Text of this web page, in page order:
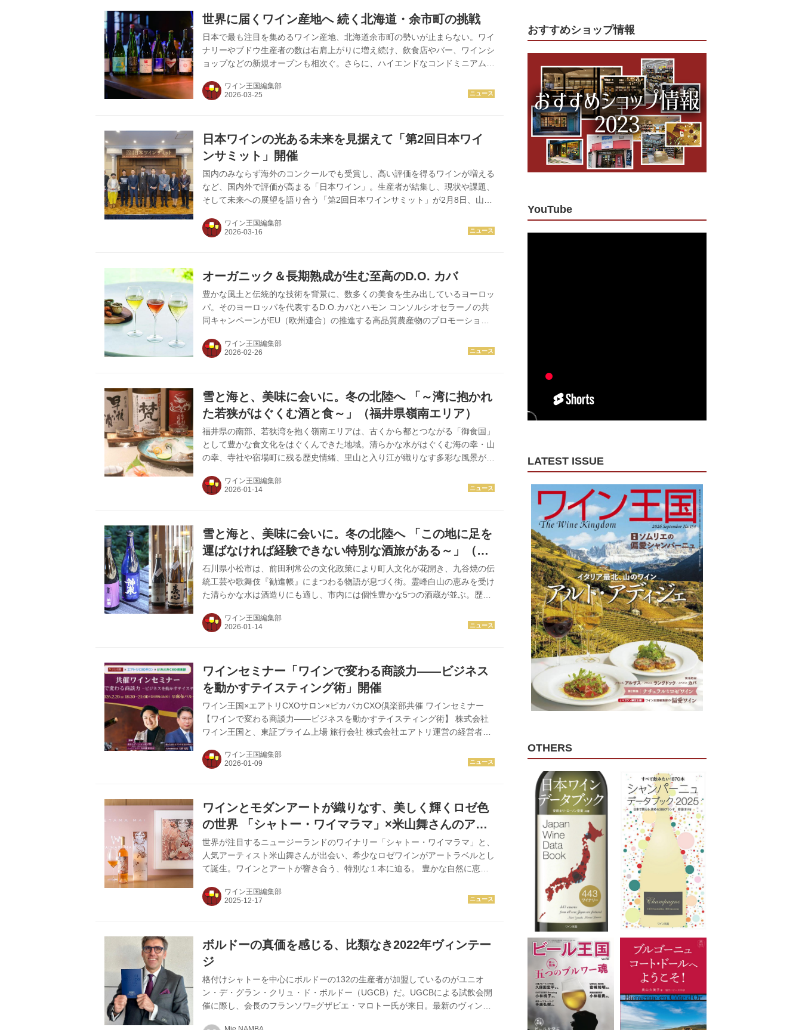
に、ワインが語る〝時の物語〞...
世界に届くワイン産地へ 続く北海道・余市町の挑戦
日本で最も注目を集めるワイン産地、北海道余市町の勢いが止まらない。ワイ
ナリーやブドウ生産者の数は右肩上がりに増え続け、飲食店やバー、ワインシ
ョップなどの新規オープンも相次ぐ。さらに、ハイエンドなコンドミニアムや
市は「夜明け前のオレゴン」 ワインで持続可能な町を拓く 人口減少が続く地
方にあって、 余市町をいかにサステイナブルに存続させるか―。その解とし
月、ワインスクール「アカデミ...
ワイン王国編集部
日本ワインの光ある未来を見据えて「第2回日本ワイ
ンサミット」開催
国内のみならず海外のコンクールでも受賞し、高い評価を得るワインが増える
など、国内外で評価が高まる「日本ワイン」。生産者が結集し、現状や課題、
そして未来への展望を語り合う「第2回日本ワインサミット」が2月8日、山梨
れ、日本ワインを取り巻く現状と、その可能性について活発な議論が交わされ
た。 サミット第一部 ～日本ワインの現状と広がる課題～ 第一部のテーマは
ン市場は、約7割が海外からの輸入...
ワイン王国編集部
オーガニック＆長期熟成が生む至高のD.O. カバ
豊かな風土と伝統的な技術を背景に、数多くの美食を生み出しているヨーロッ
パ。そのヨーロッパを代表するD.O.カバとハモン コンソルシオセラーノの共
同キャンペーンがEU（欧州連合）の推進する高品質農産物のプロモーショ
D.O.カバは世界中で支持されている、最高品質のスパークリングワインだ。
その奥深さを生む背景や新たな取り組みを紹介する。 伝統的な製法によって
はぐ...
ワイン王国編集部
雪と海と、美味に会いに。冬の北陸へ 「～湾に抱かれ
た若狭がはぐくむ酒と食～」（福井県嶺南エリア）
福井県の南部、若狭湾を抱く嶺南エリアは、古くから都とつながる「御食国」
として豊かな食文化をはぐくんできた地域。清らかな水がはぐくむ海の幸・山
の幸、寺社や宿場町に残る歴史情緒、里山と入り江が織りなす多彩な風景が魅
が楽しめる。 「三宅彦右衛門酒造」 三方五湖（みかたごこ）の一つ、 久々子
（くぐし）湖畔に広がる早瀬の集落で３００年以上酒を造り続ける。 「海が
の集落は北前船の船頭を数多...
ワイン王国編集部
雪と海と、美味に会いに。冬の北陸へ 「この地に足を
運ばなければ経験できない特別な酒旅がある～」（石
川県小松市）
石川県小松市は、前田利常公の文化政策により町人文化が花開き、九谷焼の伝
統工芸や歌舞伎『勧進帳』にまつわる物語が息づく街。霊峰白山の恵みを受け
た清らかな水は酒造りにも適し、市内には個性豊かな5つの酒蔵が並ぶ。歴
えない、この地ならではの日本酒 「東酒造」 「東酒造」は、江戸末期の1860
年、小松の地に創業した。 「地元産の米、金沢酵母、白山の伏流水と、すべ
シリーズと、地域のブランドコシ...
ワイン王国編集部
ワインセミナー「ワインで変わる商談力——ビジネス
を動かすテイスティング術」開催
ワイン王国×エアトリCXOサロン×ピカパカCXO倶楽部共催 ワインセミナー
【ワインで変わる商談力——ビジネスを動かすテイスティング術】 株式会社
ワイン王国と、東証プライム上場 旅行会社 株式会社エアトリ運営の経営者コ
ピカパカ運営の経営者コミュニティ『ピカパカCXO倶楽部』3社共催のワイン
テイスティングセミナーを開催！ 当日は「東京エディション虎ノ門」ヘッド
「会話の技術」として活...
ワイン王国編集部
ワインとモダンアートが織りなす、美しく輝くロゼ色
の世界 「シャトー・ワイマラマ」×米山舞さんのアー
トラベル
世界が注目するニュージーランドのワイナリー「シャトー・ワイマラマ」と、
人気アーティスト米山舞さんが出会い、希少なロゼワインがアートラベルとし
て誕生。ワインとアートが響き合う、特別な１本に迫る。 豊かな自然に恵ま
ド。北島ホークス・ベイに1988年、「シャトー・ワイマラマ」はボルドース
タイルのプレミアムワイン造りを目指して設立された。 4.5ヘクタールの自社
受け、生産量が多くないことか...
ワイン王国編集部
ボルドーの真価を感じる、比類なき2022年ヴィンテー
ジ
格付けシャトーを中心にボルドーの132の生産者が加盟しているのがユニオ
ン・デ・グラン・クリュ・ド・ボルドー（UGCB）だ。UGCBによる試飲会開
催に際し、会長のフランソワ=グザビエ・マロトー氏が来日。最新のヴィンテ
おすすめショップ情報
YouTube
LATEST ISSUE
OTHERS